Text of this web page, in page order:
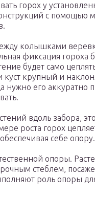
горох у
с помощью
колышками
фиксация гороха
будет само
куст крупный и
нужно его аккуратно
вдоль забора,
роста горох
себе опору.
опоры.
стеблем,
роль опоры